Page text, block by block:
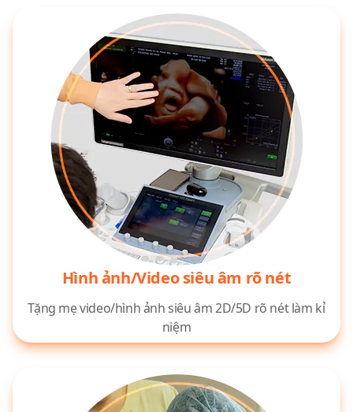
Hình ảnh/Video siêu âm rõ nét
Tặng mẹ video/hình ảnh siêu âm 2D/5D rõ nét làm kỉ
niệm